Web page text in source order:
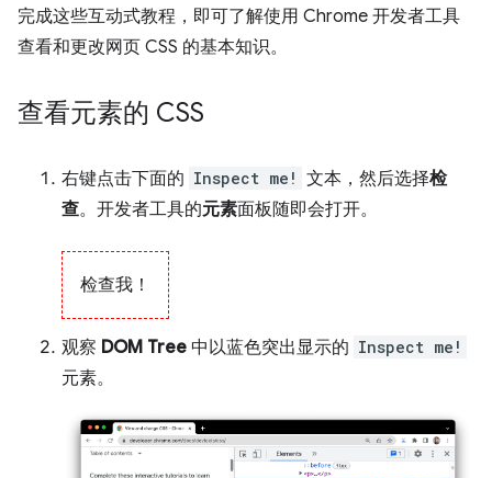
完成这些互动式教程，即可了解使用 Chrome 开发者工具
查看和更改网页 CSS 的基本知识。
查看元素的 CSS
右键点击下面的 Inspect me! 文本，然后选择检
查。开发者工具的元素面板随即会打开。
检查我！
观察 DOM Tree 中以蓝色突出显示的 Inspect me!
元素。